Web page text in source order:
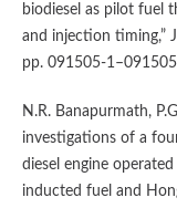
biodiesel as pilot fuel
and injection timing,”
pp. 091505-
N.R. Banapurmath,
investigations of a
diesel engine
inducted fuel and